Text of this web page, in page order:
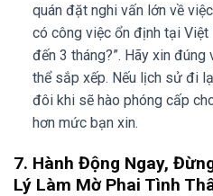
quán đặt nghi vấn lớn về
có công việc ổn định tại
đến 3 tháng?”. Hãy xin
thể sắp xếp. Nếu lịch sử đi
đôi khi sẽ hào phóng cấp
hơn mức bạn xin.
7. Hành Động Ngay,
Lý Làm Mờ Phai Tình